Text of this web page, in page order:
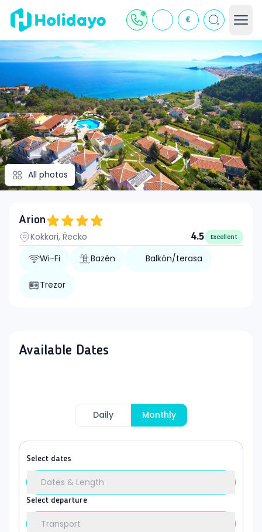
€
All photos
Arion
Kokkari, Řecko
4.5 Excellent
Wi-Fi Bazén Balkón/terasa
Trezor
Available Dates
Daily Monthly
Select dates
Dates & Length
Select departure
Transport